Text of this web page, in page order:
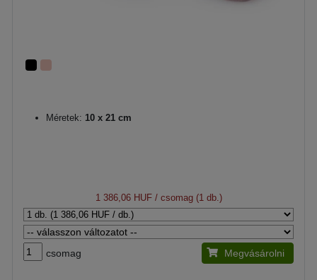
Méretek: 10 x 21 cm
1 386,06 HUF/ csomag (1 db.)
csomag Megvásárolni